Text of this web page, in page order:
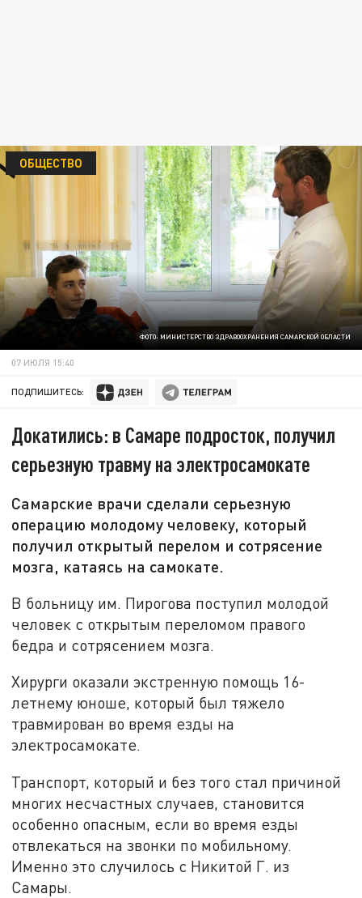
ФОТО: МИНИСТЕРСТВО ЗДРАВООХРАНЕНИЯ САМАРСКОЙ ОБЛАСТИ
ОБЩЕСТВО
07 ИЮЛЯ 15:40
ПОДПИШИТЕСЬ:
Докатились: в Самаре подросток, получил
серьезную травму на электросамокате
Самарские врачи сделали серьезную
операцию молодому человеку, который
получил открытый перелом и сотрясение
мозга, катаясь на самокате.
В больницу им. Пирогова поступил молодой
человек с открытым переломом правого
бедра и сотрясением мозга.
Хирурги оказали экстренную помощь 16-
летнему юноше, который был тяжело
травмирован во время езды на
электросамокате.
Транспорт, который и без того стал причиной
многих несчастных случаев, становится
особенно опасным, если во время езды
отвлекаться на звонки по мобильному.
Именно это случилось с Никитой Г. из
Самары.